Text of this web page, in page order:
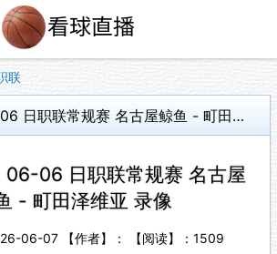
联
[咪咕体育]- 06-06 日职联常规赛 名古屋鲸鱼 - 町田泽维亚 录像
06 日职联常规赛 名古屋
- 町田泽维亚 录像
06-07 【作者】： 【阅读】： 1509